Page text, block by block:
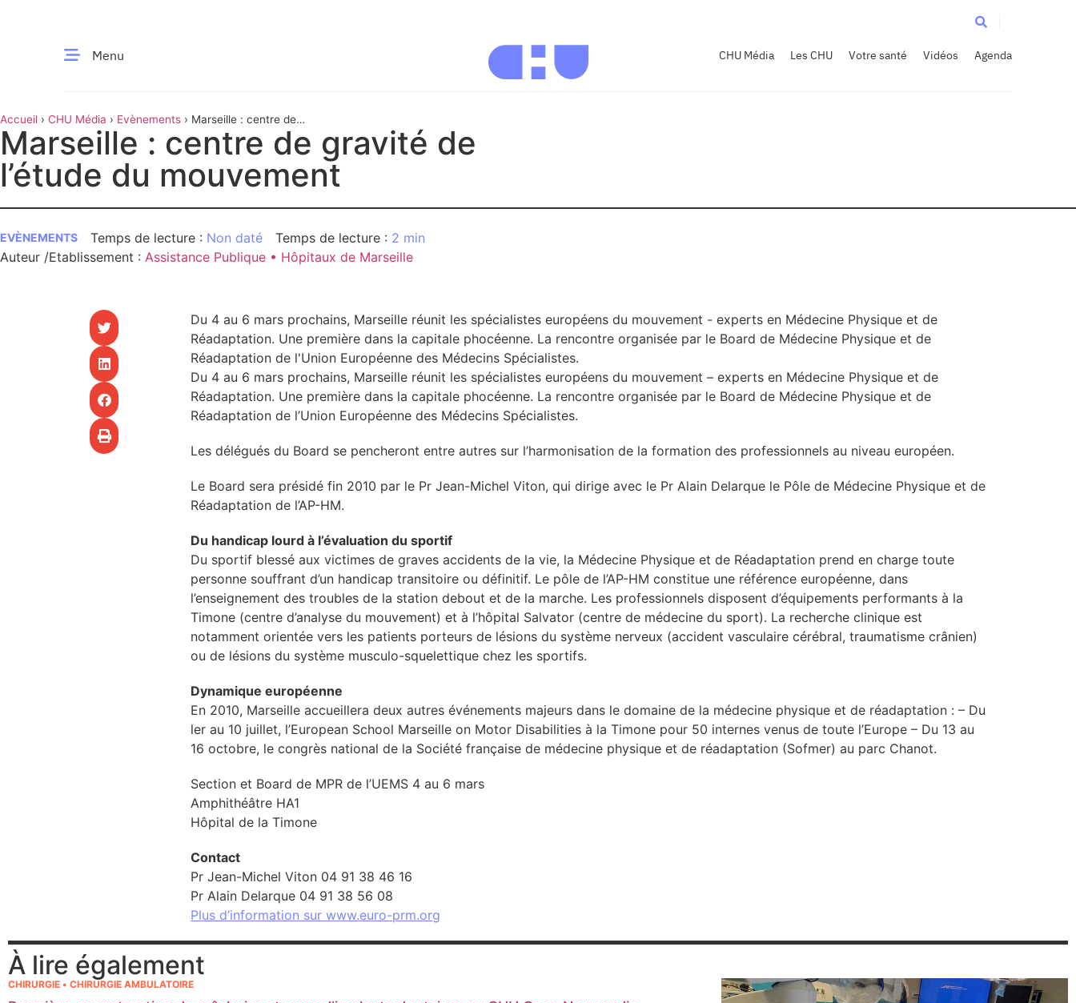
Menu CHU Média Les CHU Votre santé Vidéos Agenda
MOMENT
Innovation
Accueil › CHU Média › Evènements › Marseille : centre de
gravité de l’étude du mouvement
Marseille : centre de gravité de
l’étude du mouvement
EVÈNEMENTS Non daté
2 min
Auteur /Etablissement : Assistance Publique • Hôpitaux de Marseille
Du 4 au 6 mars prochains, Marseille réunit les spécialistes européens du mouvement - experts en Médecine Physique et de
Réadaptation. Une première dans la capitale phocéenne. La rencontre organisée par le Board de Médecine Physique et de
Réadaptation de l'Union Européenne des Médecins Spécialistes.
Du 4 au 6 mars prochains, Marseille réunit les spécialistes européens du mouvement – experts en Médecine Physique et de
Réadaptation. Une première dans la capitale phocéenne. La rencontre organisée par le Board de Médecine Physique et de
Réadaptation de l’Union Européenne des Médecins Spécialistes.
Les délégués du Board se pencheront entre autres sur l’harmonisation de la formation des professionnels au niveau européen.
Le Board sera présidé fin 2010 par le Pr Jean-Michel Viton, qui dirige avec le Pr Alain Delarque le Pôle de Médecine Physique et de
Réadaptation de l’AP-HM.
Du handicap lourd à l’évaluation du sportif
Du sportif blessé aux victimes de graves accidents de la vie, la Médecine Physique et de Réadaptation prend en charge toute
personne souffrant d’un handicap transitoire ou définitif. Le pôle de l’AP-HM constitue une référence européenne, dans
l’enseignement des troubles de la station debout et de la marche. Les professionnels disposent d’équipements performants à la
Timone (centre d’analyse du mouvement) et à l’hôpital Salvator (centre de médecine du sport). La recherche clinique est
notamment orientée vers les patients porteurs de lésions du système nerveux (accident vasculaire cérébral, traumatisme crânien)
ou de lésions du système musculo-squelettique chez les sportifs.
Dynamique européenne
En 2010, Marseille accueillera deux autres événements majeurs dans le domaine de la médecine physique et de réadaptation : – Du
ler au 10 juillet, l’European School Marseille on Motor Disabilities à la Timone pour 50 internes venus de toute l’Europe – Du 13 au
16 octobre, le congrès national de la Société française de médecine physique et de réadaptation (Sofmer) au parc Chanot.
Section et Board de MPR de l’UEMS 4 au 6 mars
Amphithéâtre HA1
Hôpital de la Timone
Contact
Pr Jean-Michel Viton 04 91 38 46 16
Pr Alain Delarque 04 91 38 56 08
Plus d’information sur www.euro-prm.org
À lire également
CHIRURGIE • CHIRURGIE AMBULATOIRE